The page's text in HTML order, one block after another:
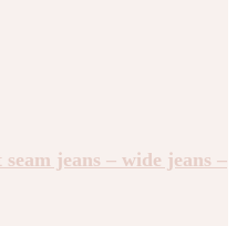
jeans – wide jeans –